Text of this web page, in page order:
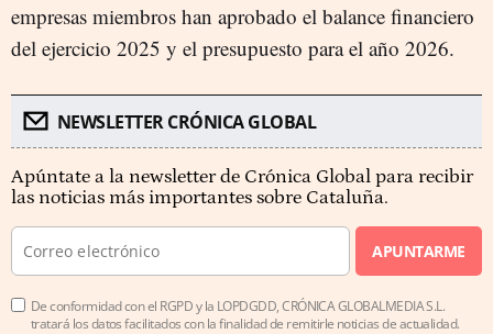
empresas miembros han aprobado el balance financiero
del ejercicio 2025 y el presupuesto para el año 2026.
NEWSLETTER CRÓNICA GLOBAL
Apúntate a la newsletter de Crónica Global para recibir
las noticias más importantes sobre Cataluña.
APUNTARME
De conformidad con el RGPD y la LOPDGDD, CRÓNICA GLOBALMEDIA S.L.
tratará los datos facilitados con la finalidad de remitirle noticias de actualidad.